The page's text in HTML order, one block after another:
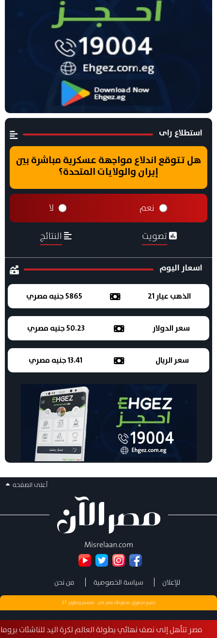
إلى نصف نهائي بطولة العالم لكرة اليد للناشئات برومانيا في إنجاز
استطلاع راى
هل تتوقع اندلاع مواجهة عسكرية مباشرة بين
إيران والولايات المتحدة؟
نعم لا
تصويت النتائج
اسعار اليوم
الذهب عيار 21 5865 جنيه مصري
سعر الدولار 50.23 جنيه مصري
سعر الريال 13.41 جنيه مصري
أعلى الصفحه
Misrelaan.com
للإعلان سياسة الخصوصية من نحن
جميع الحقوق محفوظة مصر الان - تصميم وتطويرST